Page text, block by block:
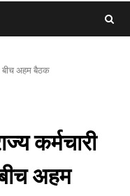
बीच अहम बैठक
कर्मचारी
अहम